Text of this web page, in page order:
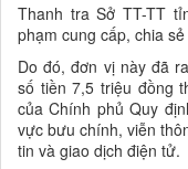
Thanh tra Sở TT-TT
phạm cung cấp, chia
Do đó, đơn vị này đã
số tiền 7,5 triệu đồng
của Chính phủ Quy
vực bưu chính, viễn
tin và giao dịch điện tử.